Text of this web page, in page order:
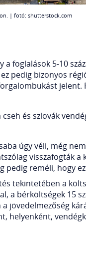
| fotó: shutterstock.com
a foglalások 5-10
pedig bizonyos
és szlovák
úgy véli, még
visszafogták
pedig reméli, hogy
tekintetében a
a bérköltségek 15
jövedelmezőség
helyenként,